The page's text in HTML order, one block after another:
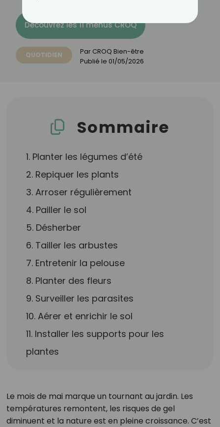
Découvrez les 11 menus CROQ
QUOTIDIEN Par CROQ Bien-être
Publié le 01/05/2026
Sommaire
1. Planter les légumes d’été
2. Repiquer les plants
3. Arroser régulièrement
4. Pailler le sol
5. Désherber
6. Tailler les arbustes
7. Entretenir la pelouse
8. Planter des fleurs
9. Surveiller les parasites
10. Aérer et enrichir le sol
11. Installer les supports pour les
plantes
Le mois de mai marque un tournant au jardin. Les
températures remontent, les risques de gel
diminuent et la nature est en pleine croissance. C’est